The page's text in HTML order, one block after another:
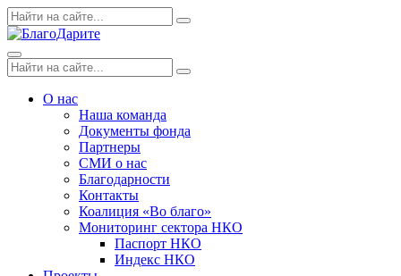
Skip
to
Поиск
по:
Search
Menu
Поиск
по:
Search
О нас
Наша команда
Документы фонда
Партнеры
СМИ о нас
Благодарности
Контакты
Коалиция «Во благо»
Мониторинг сектора НКО
Паспорт НКО
Индекс НКО